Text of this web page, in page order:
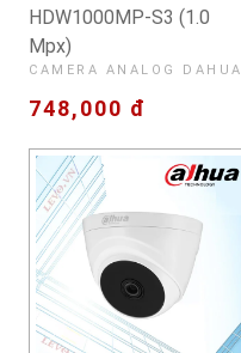
HDW1000MP-S3 (1.0
Mpx)
CAMERA ANALOG DAHUA
748,000 đ